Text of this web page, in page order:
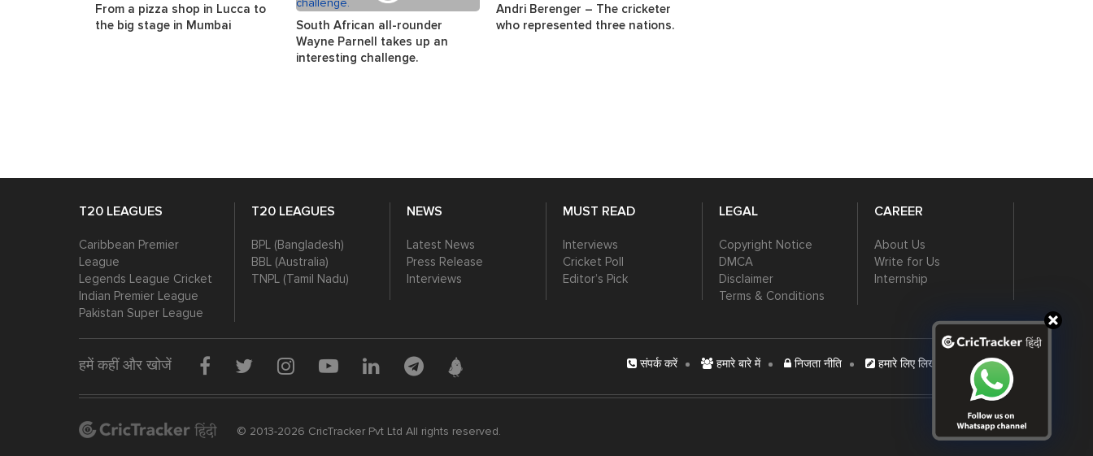
From a pizza shop in Lucca to
the big stage in Mumbai
South African all-rounder
Wayne Parnell takes up an
interesting challenge.
Andri Berenger – The cricketer
who represented three nations.
T20 LEAGUES
Caribbean Premier
League
Legends League Cricket
Indian Premier League
Pakistan Super League
T20 LEAGUES
BPL (Bangladesh)
BBL (Australia)
TNPL (Tamil Nadu)
NEWS
Latest News
Press Release
Interviews
MUST READ
Interviews
Cricket Poll
Editor’s Pick
LEGAL
Copyright Notice
DMCA
Disclaimer
Terms & Conditions
CAREER
About Us
Write for Us
Internship
हमें कहीं और खोजें संपर्क करें हमारे बारे में निजता नीति हमारे लिए लिखें विज्ञापन दें
© 2013-2026 CricTracker Pvt Ltd All rights reserved.